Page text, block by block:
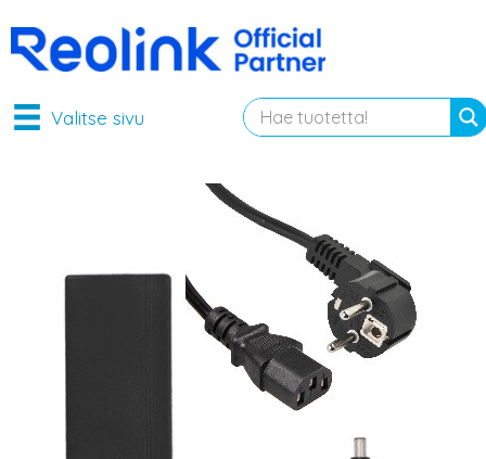
Valitse sivu